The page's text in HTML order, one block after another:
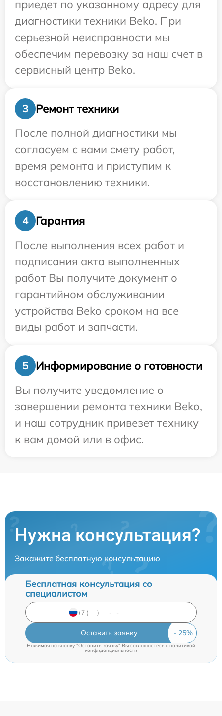
приедет по указанному адресу для
диагностики техники Beko. При
серьезной неисправности мы
обеспечим перевозку за наш счет в
сервисный центр Beko.
3
Ремонт техники
После полной диагностики мы
согласуем с вами смету работ,
время ремонта и приступим к
восстановлению техники.
4
Гарантия
После выполнения всех работ и
подписания акта выполненных
работ Вы получите документ о
гарантийном обслуживании
устройства Beko сроком на все
виды работ и запчасти.
5
Информирование о готовности
Вы получите уведомление о
завершении ремонта техники Beko,
и наш сотрудник привезет технику
к вам домой или в офис.
Нужна консультация?
Закажите бесплатную консультацию
Бесплатная консультация со
специалистом
Оставить заявку
Нажимая на кнопку "Оставить заявку" Вы соглашаетесь c политикой
конфиденциальности